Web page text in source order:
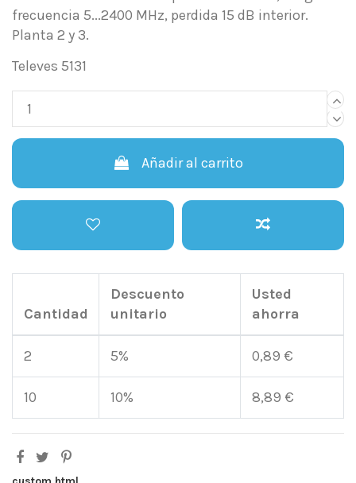
frecuencia 5...2400 MHz, perdida 15 dB interior.
Planta 2 y 3.
Televes 5131
Añadir al carrito
Cantidad
Descuento
unitario
Usted
ahorra
2 5% 0,89 €
10 10% 8,89 €